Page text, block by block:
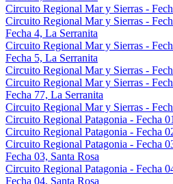
Circuito Regional Mar y Sierras -
Circuito Regional Mar y Sierras -
Fecha 4, La Serranita
Circuito Regional Mar y Sierras -
Fecha 5, La Serranita
Circuito Regional Mar y Sierras -
Circuito Regional Mar y Sierras -
Fecha 77, La Serranita
Circuito Regional Mar y Sierras -
Circuito Regional Patagonia - Fecha
Circuito Regional Patagonia - Fecha
Circuito Regional Patagonia - Fecha
Fecha 03, Santa Rosa
Circuito Regional Patagonia - Fecha
Fecha 04, Santa Rosa